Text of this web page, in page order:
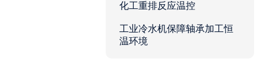
化工重排反应温控
工业冷水机保障轴承加工恒
温环境